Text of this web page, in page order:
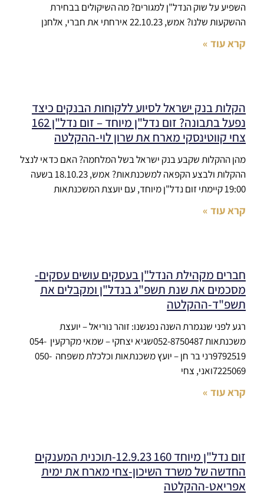
השפיע על שוק הנדל"ן למגורים? מה השיקולים בבחירת
ההשקעות שלנו? אמש, 22.10.23 אירחתי את חברי, אלחנן
קרא עוד »
הקלות בנק ישראל לסיוע ללקוחות הבנקים כיצד
נפעל בתבונה? זום נדל"ן מיוחד – זום נדל"ן 162
צחי קווטינסקי מארח את שרון לוי-ההקלטה
מהן ההקלות שקבע בנק ישראל בשל המלחמה? האם כדאי לנצל
ההקלות ולבצע הקפאה למשכנתאות? אמש, 18.10.23 בשעה
19:00 קיימתי זום נדל"ן מיוחד, עם יועצת המשכנתאות
קרא עוד »
חברים מקהילת הנדל"ן בעסקים עושים עסקים-
מסכמים את שנת תשפ"ג בנדל"ן ומקבלים את
תשפ"ד-ההקלטה
רגע לפני שנגמרת השנה נפגשנו: זוהר נוריאל – יועצת
משכנתאות 052-8750487שגיא יצחקי – שמאי מקרקעין 054-
9792519רני בר חן – יועץ משכנתאות וכלכלת משפחה 050-
7225069ואני, צחי
קרא עוד »
זום נדל"ן מיוחד 160 12.9.23-תוכנית המענקים
החדשה של משרד השיכון-צחי מארח את ימית
אפריאט-ההקלטה